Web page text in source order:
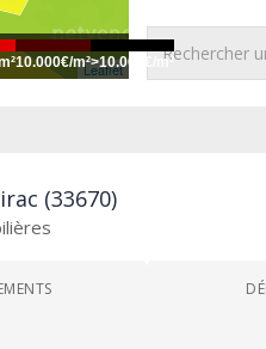
Leaflet
10.000€/m²>10.000€/m²
(33670)